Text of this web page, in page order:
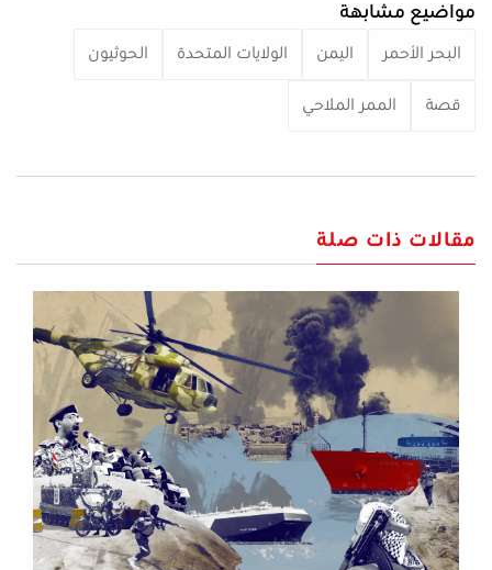
مواضيع مشابهة
البحر الأحمر اليمن الولايات المتحدة الحوثيون
قصة الممر الملاحي
مقالات ذات صلة